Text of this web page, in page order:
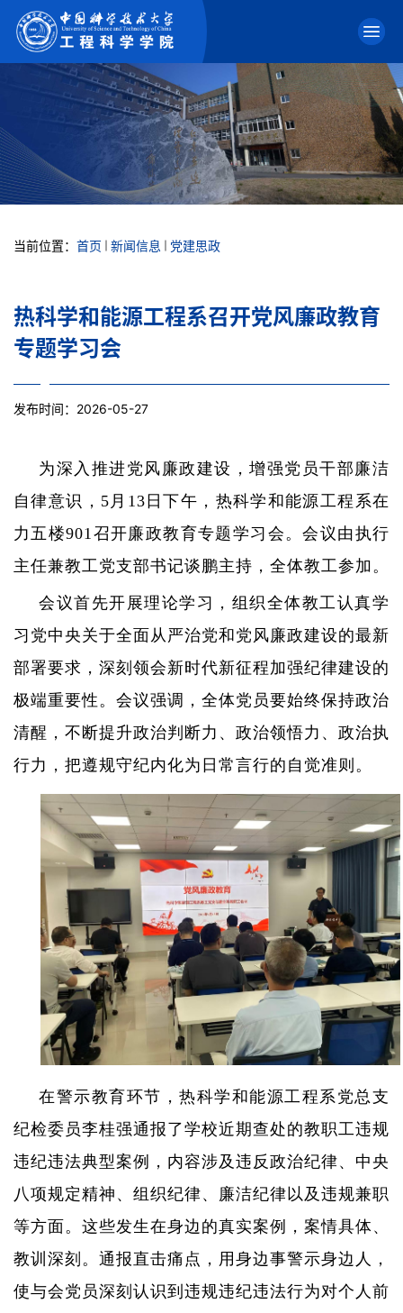
当前位置： 首页 新闻信息 党建思政
热科学和能源工程系召开党风廉政教育
专题学习会
发布时间：2026-05-27
为深入推进党风廉政建设，增强党员干部廉洁
自律意识， 5 月 13 日下午，热科学和能源工程系在
力五楼901 召开廉政教育专题学习会。会议由执行
主任兼教工党支部书记谈鹏主持，全体教工参加。
会议首先开展理论学习，组织全体教工认真学
习党中央关于全面从严治党和党风廉政建设的最新
部署要求，深刻领会新时代新征程加强纪律建设的
极端重要性。会议强调，全体党员要始终保持政治
清醒，不断提升政治判断力、政治领悟力、政治执
行力，把遵规守纪内化为日常言行的自觉准则。
在警示教育环节，热科学和能源工程系党总支
纪检委员李桂强通报了学校近期查处的教职工违规
违纪违法典型案例，内容涉及违反政治纪律、中央
八项规定精神、组织纪律、廉洁纪律以及违规兼职
等方面。这些发生在身边的真实案例，案情具体、
教训深刻。通报直击痛点，用身边事警示身边人，
使与会党员深刻认识到违规违纪违法行为对个人前